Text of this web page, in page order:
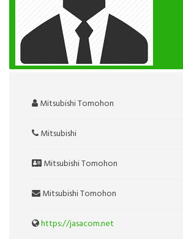
Mitsubishi Tomohon
Mitsubishi
Mitsubishi Tomohon
Mitsubishi Tomohon
https://jasacom.net